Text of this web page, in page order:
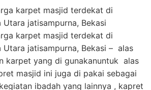
karpet masjid terdekat di
jatisampurna, Bekasi
karpet masjid terdekat di
Utara jatisampurna, Bekasi – alas
karpet yang di gunakanuntuk alas
masjid ini juga di pakai sebagai
ibadah yang lainnya , kapret